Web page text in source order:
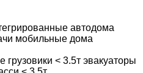
автодома
мобильные дома
грузовики < 3.5т эвакуаторы